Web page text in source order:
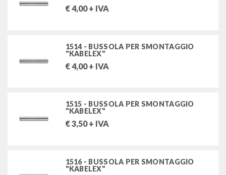
€4,00+ IVA
1514 - BUSSOLA PER SMONTAGGIO
"KABELEX"
€4,00+ IVA
1515 - BUSSOLA PER SMONTAGGIO
"KABELEX"
€3,50+ IVA
1516 - BUSSOLA PER SMONTAGGIO
"KABELEX"